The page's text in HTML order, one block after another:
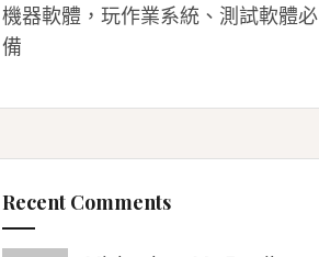
機器軟體，玩作業系統、測試軟體必
備
Recent Comments